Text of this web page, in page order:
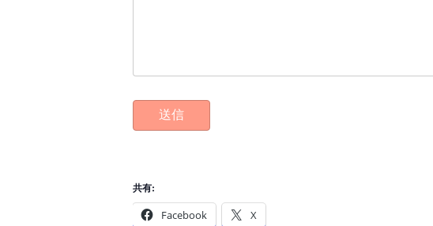
共有:
Facebook
X